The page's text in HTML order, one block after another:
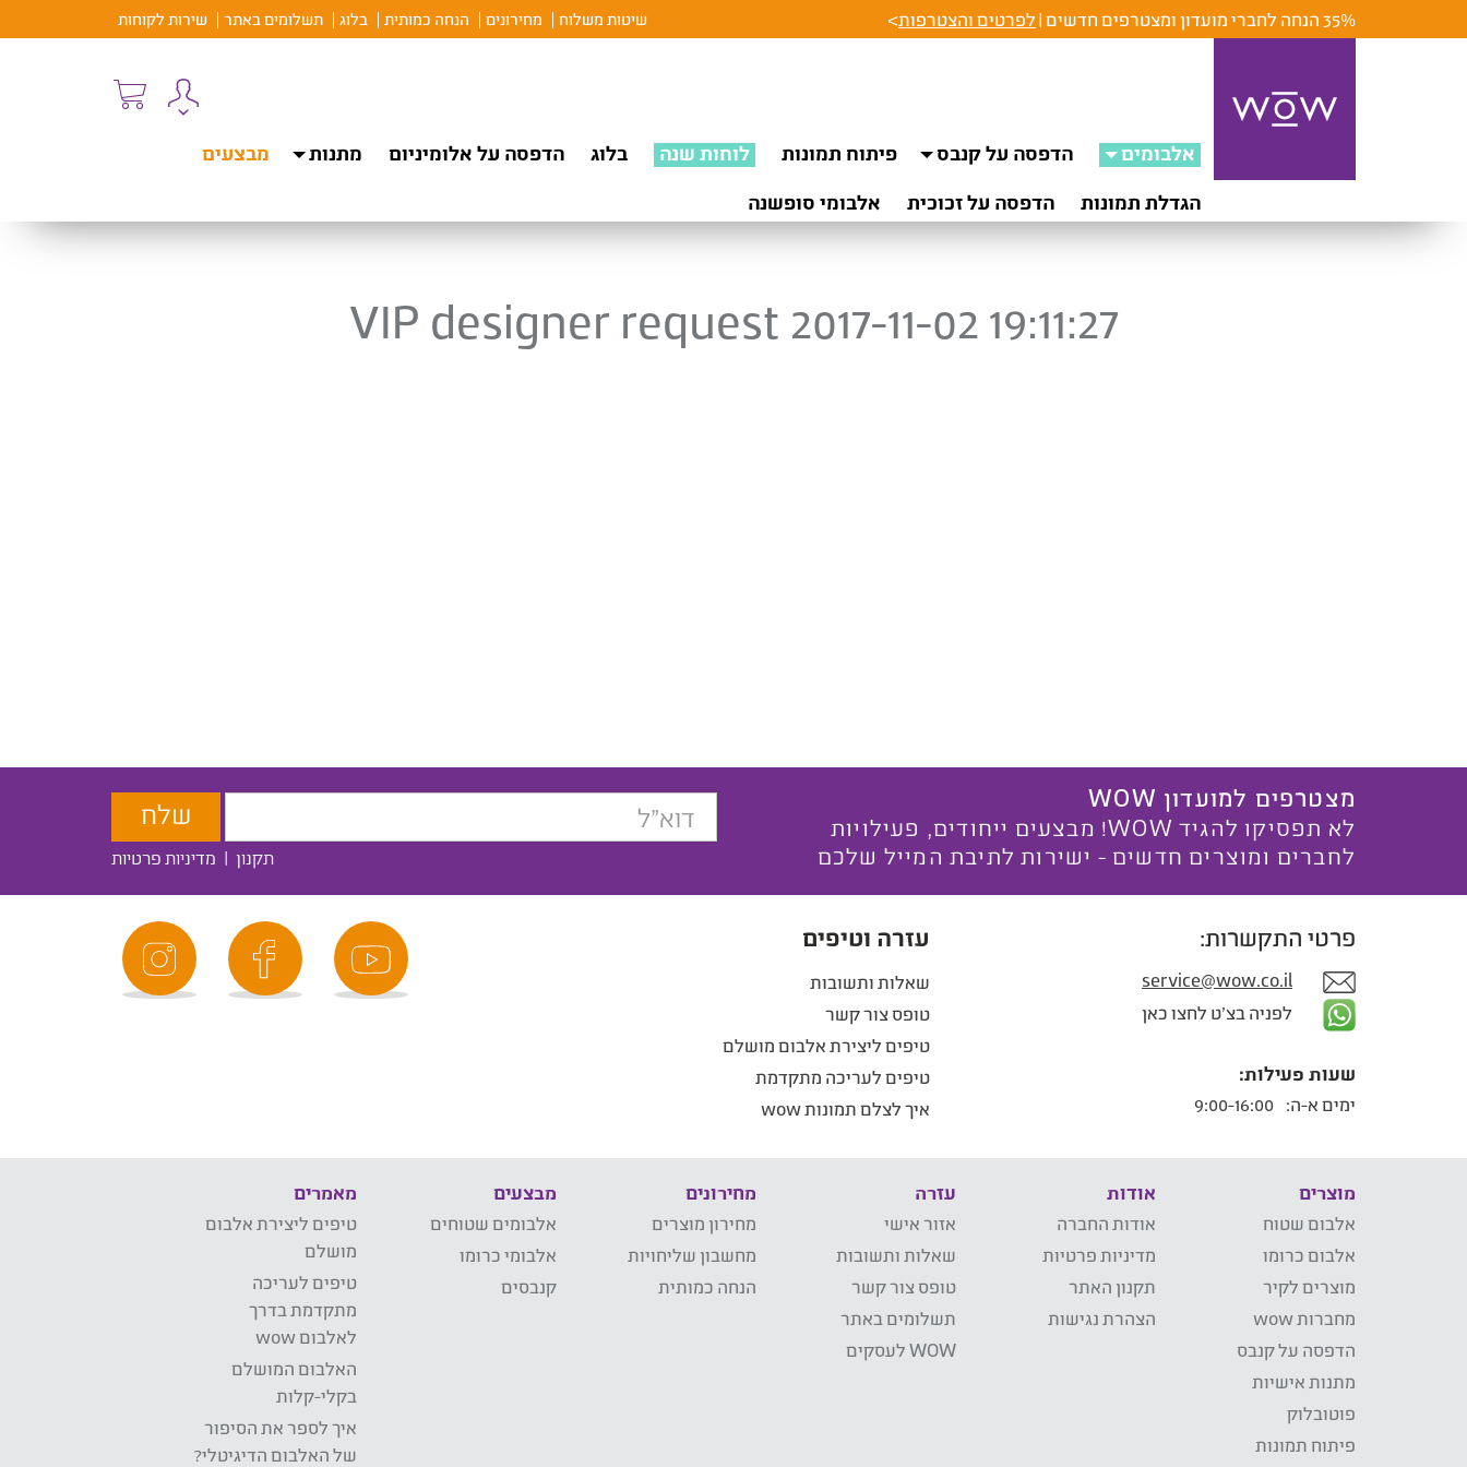
35% הנחה לחברי מועדון ומצטרפים חדשים | לפרטים והצטרפות> שיטות משלוח מחירונים הנחה כמותית בלוג תשלומים באתר שירות לקוחות
אלבומים הדפסה על קנבס פיתוח תמונות לוחות שנה בלוג הדפסה על אלומיניום מתנות
מבצעים
הגדלת תמונות
הדפסה על זכוכית אלבומי סופשנה
VIP designer request 2017-11-02 19:11:27
מצטרפים למועדון WOW
לא תפסיקו להגיד WOW! מבצעים ייחודים, פעילויות
לחברים ומוצרים חדשים - ישירות לתיבת המייל שלכם
תקנון | מדיניות פרטיות
פרטי התקשרות:
service@wow.co.il
לפניה בצ'ט לחצו כאן
שעות פעילות:
ימים א-ה:
עזרה וטיפים
שאלות ותשובות
טופס צור קשר
טיפים ליצירת אלבום מושלם
טיפים לעריכה מתקדמת
איך לצלם תמונות wow
מוצרים
אלבום שטוח
אלבום כרומו
מוצרים לקיר
מחברות wow
הדפסה על קנבס
מתנות אישיות
פוטובלוק
פיתוח תמונות
אודות
אודות החברה
מדיניות פרטיות
תקנון האתר
הצהרת נגישות
עזרה
אזור אישי
שאלות ותשובות
טופס צור קשר
תשלומים באתר
WOW לעסקים
מחירונים
מחירון מוצרים
מחשבון שליחויות
הנחה כמותית
מבצעים
אלבומים שטוחים
אלבומי כרומו
קנבסים
מאמרים
טיפים ליצירת אלבום
מושלם
טיפים לעריכה
מתקדמת בדרך
לאלבום wow
האלבום המושלם
בקלי-קלות
איך לספר את הסיפור
של האלבום הדיגיטלי?